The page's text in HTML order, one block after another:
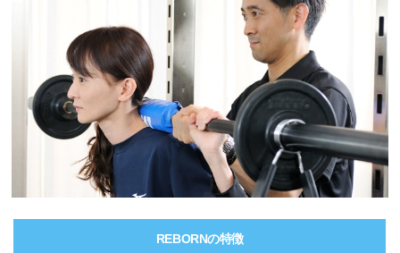
REBORNの特徴